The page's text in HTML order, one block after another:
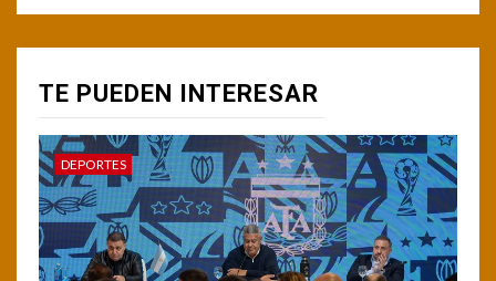
TE PUEDEN INTERESAR
DEPORTES